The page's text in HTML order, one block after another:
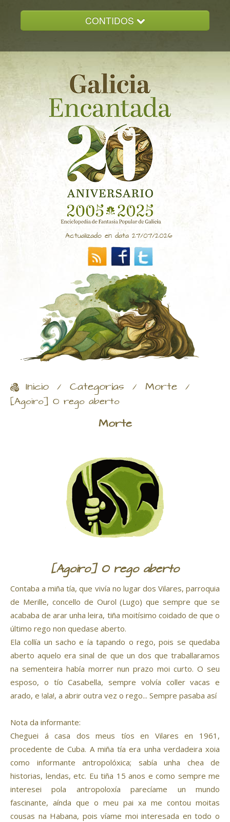
CONTIDOS
GALICIA ENCANTADA
DOCUMENTACION
NOVAS
CONTACTO
Actualizado en data 27/07/2026
Inicio / Categorías / Morte /
[Agoiro] O rego aberto
Morte
[Agoiro] O rego aberto
Contaba a miña tía, que vivía no lugar dos Vilares, parroquia
de Merille, concello de Ourol (Lugo) que sempre que se
acababa de arar unha leira, tiña moitísimo coidado de que o
último rego non quedase aberto.
Ela collía un sacho e ía tapando o rego, pois se quedaba
aberto aquelo era sinal de que un dos que traballaramos
na sementeira había morrer nun prazo moi curto. O seu
esposo, o tío Casabella, sempre volvía coller vacas e
arado, e !ala!, a abrir outra vez o rego... Sempre pasaba así
Nota da informante:
Cheguei á casa dos meus tíos en Vilares en 1961,
procedente de Cuba. A miña tía era unha verdadeira xoia
como informante antropolóxica; sabía unha chea de
historias, lendas, etc. Eu tiña 15 anos e como sempre me
interesei pola antropoloxía parecíame un mundo
fascinante, aínda que o meu pai xa me contou moitas
cousas na Habana, pois víame moi interesada en todo o